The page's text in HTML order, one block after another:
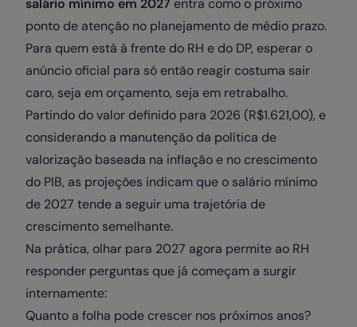
salário mínimo em 2027 entra como o próximo
ponto de atenção no planejamento de médio prazo.
Para quem está à frente do RH e do DP, esperar o
anúncio oficial para só então reagir costuma sair
caro, seja em orçamento, seja em retrabalho.
Partindo do valor definido para 2026 (R$1.621,00), e
considerando a manutenção da política de
valorização baseada na inflação e no crescimento
do PIB, as projeções indicam que o salário mínimo
de 2027 tende a seguir uma trajetória de
crescimento semelhante.
Na prática, olhar para 2027 agora permite ao RH
responder perguntas que já começam a surgir
internamente:
Quanto a folha pode crescer nos próximos anos?